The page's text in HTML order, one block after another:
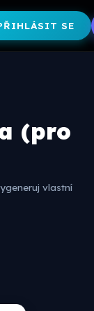
SE
(pro
vlastní